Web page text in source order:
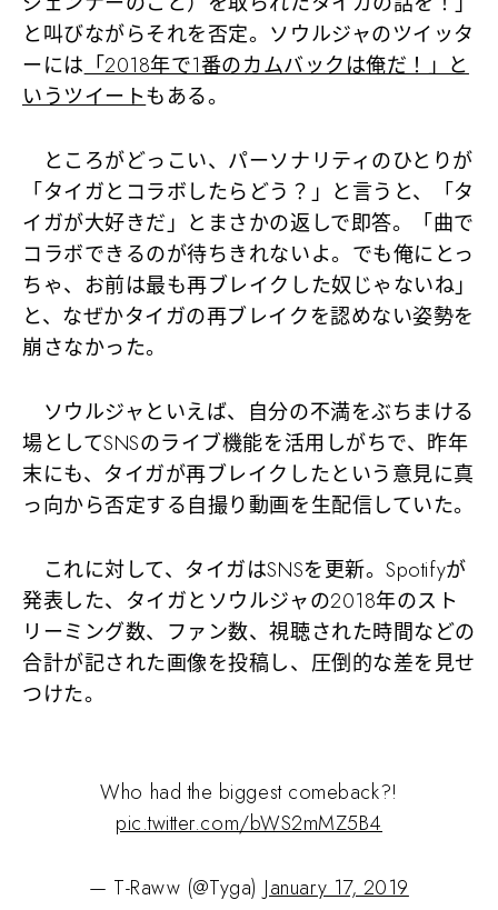
と叫びながらそれを否定。ソウルジャのツイッタ
ーには「2018年で1番のカムバックは俺だ！」と
いうツイートもある。
ところがどっこい、パーソナリティのひとりが
「タイガとコラボしたらどう？」と言うと、
「タ
イガが大好きだ」 とまさかの返しで即答。
「曲で
コラボできるのが待ちきれないよ。でも俺にとっ
ちゃ、お前は最も再ブレイクした奴じゃないね」
と、なぜかタイガの再ブレイクを認めない姿勢を
崩さなかった。
ソウルジャといえば、自分の不満をぶちまける
場としてSNSのライブ機能を活用しがちで、昨年
末にも、タイガが再ブレイクしたという意見に真
っ向から否定する自撮り動画を生配信していた。
これに対して、タイガはSNSを更新。Spotifyが
発表した、タイガとソウルジャの2018年のスト
リーミング数、ファン数、視聴された時間などの
合計が記された画像を投稿し、圧倒的な差を見せ
つけた。
Who had the biggest comeback?!
pic.twitter.com/bWS2mMZ5B4
— T-Raww (@Tyga) January 17, 2019